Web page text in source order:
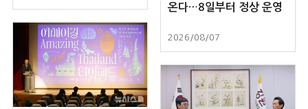
온다…8일부터 정상 운영
2026/08/07